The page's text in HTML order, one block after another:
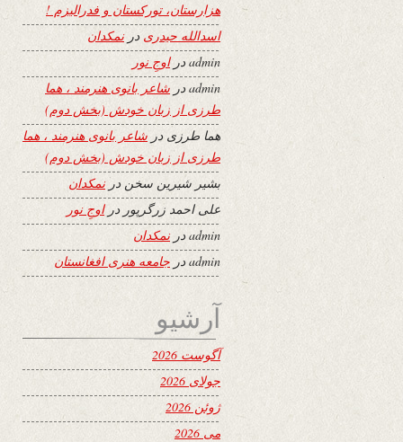
هزارستان، تورکستان و فدرالیزم !
اسدالله حیدری درنمکدان
adminدراوجِ نور
adminدر شاعر بانوی هنرمند ، هما
طرزی از زبان خودش (بخش دوم)
هما طرزی در شاعر بانوی هنرمند ، هما
طرزی از زبان خودش (بخش دوم)
بشیر شیرین سخن درنمکدان
علی احمد زرگرپور دراوجِ نور
adminدرنمکدان
admin در جامعه هنری افغانستان
آرشیو
آگوست 2026
جولای 2026
ژوئن 2026
می 2026